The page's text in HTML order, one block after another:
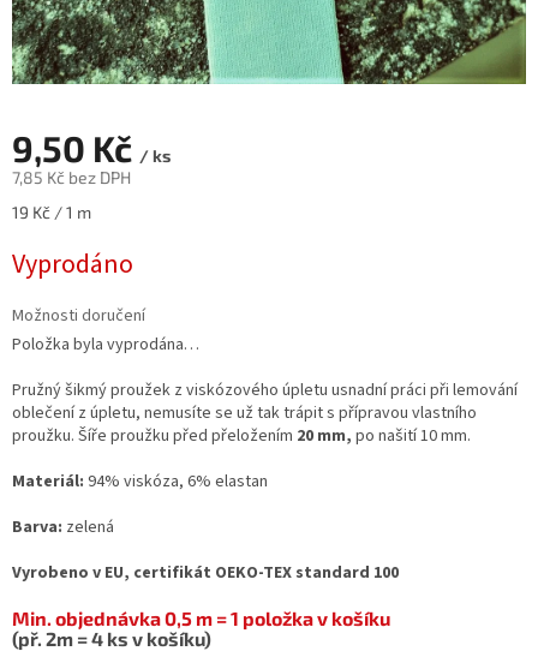
9,50 Kč / ks
7,85 Kč bez DPH
Měrná
19 Kč / 1 m
Vyprodáno
Možnosti doručení
Položka byla vyprodána…
Pružný šikmý proužek z viskózového úpletu usnadní práci při lemování
oblečení z úpletu, nemusíte se už tak trápit s přípravou vlastního
proužku. Šíře proužku před přeložením 20 mm, po našití 10 mm.
Materiál: 94% viskóza, 6% elastan
Barva: zelená
Vyrobeno v EU, certifikát OEKO-TEX standard 100
Min. objednávka 0,5 m = 1 položka v košíku
(př. 2m = 4 ks v košíku)